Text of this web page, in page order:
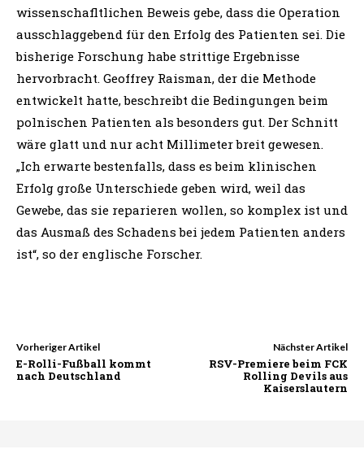
wissenschafltlichen Beweis gebe, dass die Operation
ausschlaggebend für den Erfolg des Patienten sei. Die
bisherige Forschung habe strittige Ergebnisse
hervorbracht. Geoffrey Raisman, der die Methode
entwickelt hatte, beschreibt die Bedingungen beim
polnischen Patienten als besonders gut. Der Schnitt
wäre glatt und nur acht Millimeter breit gewesen.
„Ich erwarte bestenfalls, dass es beim klinischen
Erfolg große Unterschiede geben wird, weil das
Gewebe, das sie reparieren wollen, so komplex ist und
das Ausmaß des Schadens bei jedem Patienten anders
ist“, so der englische Forscher.
Vorheriger Artikel
E-Rolli-Fußball kommt
nach Deutschland
Nächster Artikel
RSV-Premiere beim FCK
Rolling Devils aus
Kaiserslautern